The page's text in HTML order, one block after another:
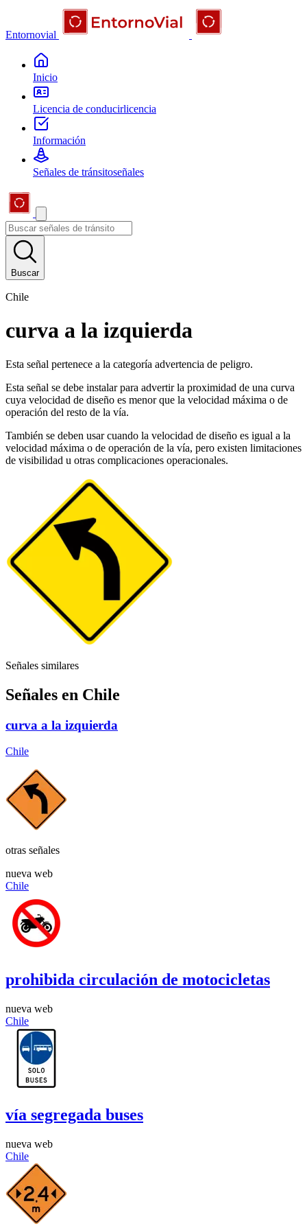
Entornovial
Inicio
Licencia de conducirlicencia
Información
Señales de tránsitoseñales
Buscar
Chile
curva a la izquierda
Esta señal pertenece a la categoría advertencia de peligro.
Esta señal se debe instalar para advertir la proximidad de una curva
cuya velocidad de diseño es menor que la velocidad máxima o de
operación del resto de la vía.
También se deben usar cuando la velocidad de diseño es igual a la
velocidad máxima o de operación de la vía, pero existen limitaciones
de visibilidad u otras complicaciones operacionales.
Señales similares
Señales en Chile
curva a la izquierda
Chile
otras señales
nueva web
Chile
prohibida circulación de motocicletas
nueva web
Chile
vía segregada buses
nueva web
Chile